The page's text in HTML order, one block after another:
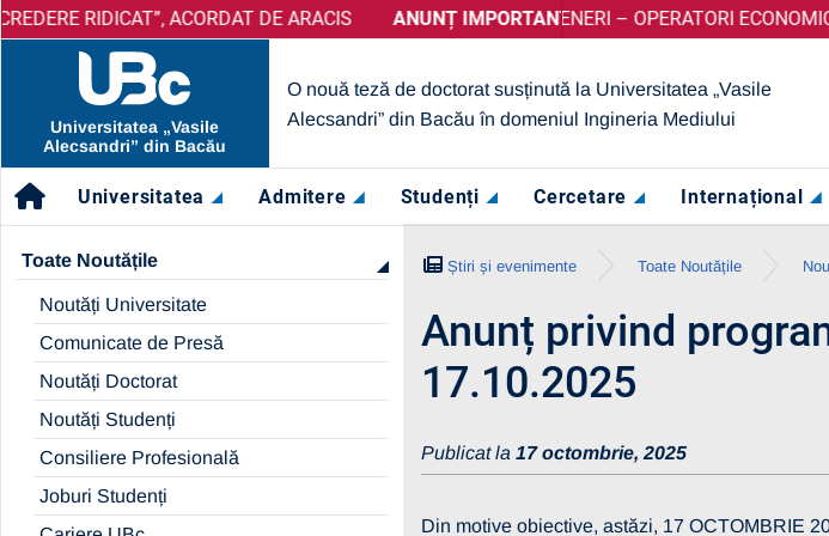
ACORDAT DE ARACIS ANUNȚ IMPORTANT:UBc A OBȚINUT CALIFICATIVUL
ANUNȚ IMPORTANT:PRELUNGIRE SELECȚIE PARTENERI – OPERATORI ECONOMICI
Universitatea „Vasile
Alecsandri” din Bacău
O nouă teză de doctorat susținută la Universitatea „Vasile
Alecsandri” din Bacău în domeniul Ingineria Mediului
Universitatea Admitere Studenți Cercetare Internațional
Toate Noutățile
Noutăți Universitate
Comunicate de Presă
Noutăți Doctorat
Noutăți Studenți
Consiliere Profesională
Joburi Studenți
Știri și evenimente Toate Noutățile
Anunț privind
17.10.2025
Publicat la 17 octombrie, 2025
Din motive obiective, astăzi, 17 OCTOMBRIE